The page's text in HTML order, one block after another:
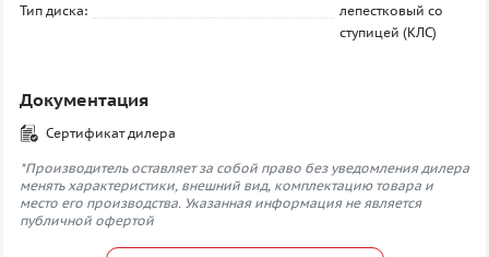
Тип диска:
лепестковый со
ступицей (КЛС)
Документация
Сертификат дилера
*Производитель оставляет за собой право без уведомления дилера
менять характеристики, внешний вид, комплектацию товара и
место его производства. Указанная информация не является
публичной офертой